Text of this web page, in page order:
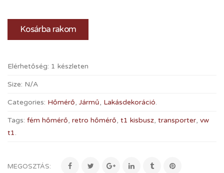
Kosárba rakom
Elérhetőség: 1 készleten
Size: N/A
Categories: Hőmérő, Jármű, Lakásdekoráció.
Tags: fém hőmérő, retro hőmérő, t1 kisbusz, transporter, vw
t1.
MEGOSZTÁS: